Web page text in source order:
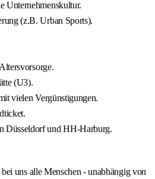
Unternehmenskultur.
(z.B. Urban Sports).
(U3).
vielen Vergünstigungen.
Düsseldorf und HH-Harburg.
uns alle Menschen - unabhängig von